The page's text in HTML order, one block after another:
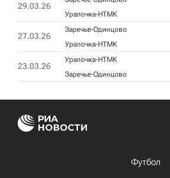
29.03.26
Уралочка-НТМК
27.03.26
Заречье-Одинцово
Уралочка-НТМК
23.03.26
Уралочка-НТМК
Заречье-Одинцово
Футбол